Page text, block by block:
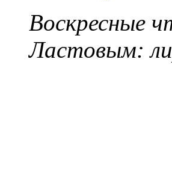
Воскресные
Ластовым: